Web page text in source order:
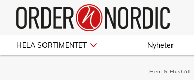
HELA SORTIMENTET Nyheter
Hem & Hushåll